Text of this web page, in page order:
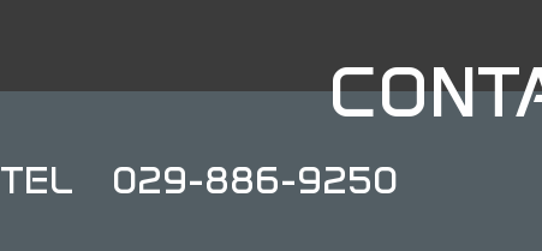
TEL 029-886-9250